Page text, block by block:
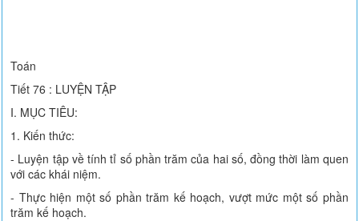
Toán
Tiết 76 : LUYỆN TẬP
I. MỤC TIÊU:
1. Kiến thức:
- Luyện tập về tính tỉ số phần trăm của hai số, đồng thời làm quen
với các khái niệm.
- Thực hiện một số phần trăm kế hoạch, vượt mức một số phần
trăm kế hoạch.